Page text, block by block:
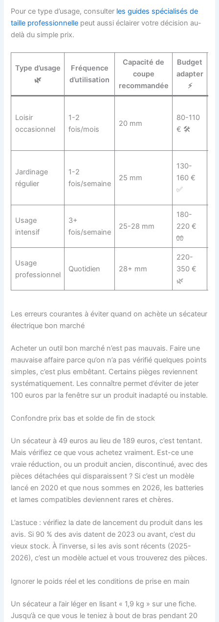
Pour ce type d’usage, consulter les guides spécialisés de
taille professionnelle peut aussi éclairer votre décision au-
delà du simple prix.
Type d’usage
🌿
Fréquence
d’utilisation
Capacité de
coupe
recommandée
Budget
adapter
⚡
Loisir
occasionnel
1-2
fois/mois
20 mm
80-110
€ 🛠️
Jardinage
régulier
1-2
fois/semaine
25 mm
130-
160 €
✅
Usage
intensif
3+
fois/semaine
25-28 mm
180-
220 €
🧤
Usage
professionnel
Quotidien 28+ mm
220-
350 €
🌿
Les erreurs courantes à éviter quand on achète un sécateur
électrique bon marché
Acheter un outil bon marché n’est pas mauvais. Faire une
mauvaise affaire parce qu’on n’a pas vérifié quelques points
simples, c’est plus embêtant. Certains pièges reviennent
systématiquement. Les connaître permet d’éviter de jeter
100 euros par la fenêtre sur un produit inadapté ou instable.
Confondre prix bas et solde de fin de stock
Un sécateur à 49 euros au lieu de 189 euros, c’est tentant.
Mais vérifiez ce que vous achetez vraiment. Est-ce une
vraie réduction, ou un produit ancien, discontinué, avec des
pièces détachées qui disparaissent ? Si c’est un modèle
lancé en 2020 et que nous sommes en 2026, les batteries
et lames compatibles deviennent rares et chères.
L’astuce : vérifiez la date de lancement du produit dans les
avis. Si 90 % des avis datent de 2023 ou avant, c’est du
vieux stock. À l’inverse, si les avis sont récents (2025-
2026), c’est un modèle actuel et vous trouverez des pièces.
Ignorer le poids réel et les conditions de prise en main
Un sécateur a l’air léger en lisant « 1,9 kg » sur une fiche.
Jusqu’à ce que vous le teniez à bout de bras pendant 20